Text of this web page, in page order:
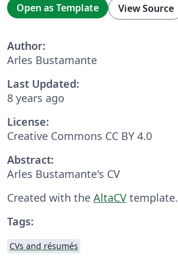
Open as Template View Source
Author:
Arles Bustamante
Last Updated:
8 years ago
License:
Creative Commons CC BY 4.0
Abstract:
Arles Bustamante's CV
Created with the AltaCV template.
Tags:
CVs and résumés